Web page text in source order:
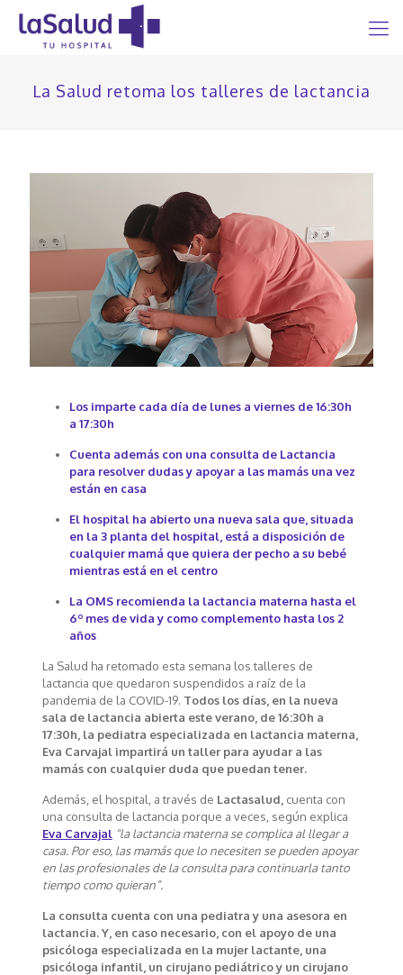
La Salud retoma los talleres de lactancia
Los imparte cada día de lunes a viernes de 16:30h
a 17:30h
Cuenta además con una consulta de Lactancia
para resolver dudas y apoyar a las mamás una vez
están en casa
El hospital ha abierto una nueva sala que, situada
en la 3 planta del hospital, está a disposición de
cualquier mamá que quiera der pecho a su bebé
mientras está en el centro
La OMS recomienda la lactancia materna hasta el
6º mes de vida y como complemento hasta los 2
años
La Salud ha retomado esta semana los talleres de
lactancia que quedaron suspendidos a raíz de la
pandemia de la COVID-19. Todos los días, en la nueva
sala de lactancia abierta este verano, de 16:30h a
17:30h, la pediatra especializada en lactancia materna,
Eva Carvajal impartirá un taller para ayudar a las
mamás con cualquier duda que puedan tener.
Además, el hospital, a través de Lactasalud, cuenta con
una consulta de lactancia porque a veces, según explica
Eva Carvajal“la lactancia materna se complica al llegar a
casa. Por eso, las mamás que lo necesiten se pueden apoyar
en las profesionales de la consulta para continuarla tanto
tiempo como quieran”.
La consulta cuenta con una pediatra y una asesora en
lactancia. Y, en caso necesario, con el apoyo de una
psicóloga especializada en la mujer lactante, una
psicóloga infantil, un cirujano pediátrico y un cirujano